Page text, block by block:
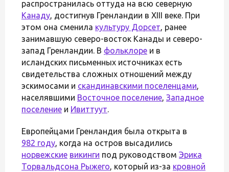
распространилась оттуда на всю северную
Канаду, достигнув Гренландии в XIII веке. При
этом она сменила культуру Дорсет, ранее
занимавшую северо-восток Канады и северо-
запад Гренландии. В фольклоре и в
исландских письменных источниках есть
свидетельства сложных отношений между
эскимосами и скандинавскими поселенцами,
населявшими Восточное поселение, Западное
поселение и Ивиттуут.
Европейцами Гренландия была открыта в
982 году, когда на остров высадились
норвежские викинги под руководством Эрика
Торвальдсона Рыжего, который из-за кровной